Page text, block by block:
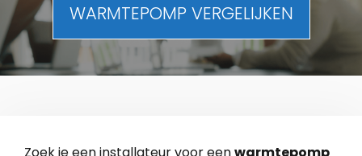
WARMTEPOMP VERGELIJKEN
Zoek je een installateur voor eenwarmtepomp